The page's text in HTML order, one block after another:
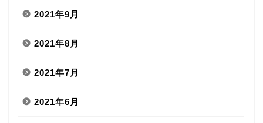
2021年9月
2021年8月
2021年7月
2021年6月